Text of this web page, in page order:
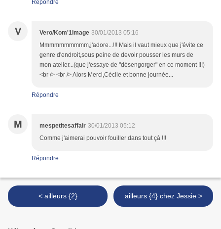
Répondre
V Vero/Kom'1image 30/01/2013 05:16
Mmmmmmmmmm,j'adore...!!! Mais il vaut mieux que j'évite ce
genre d'endroit,sous peine de devoir pousser les murs de
mon atelier...(que j'essaye de "désengorger" en ce moment !!!)
<br /> <br /> Alors Merci,Cécile et bonne journée...
Répondre
M mespetitesaffair 30/01/2013 05:12
Comme j'aimerai pouvoir fouiller dans tout çà !!!
Répondre
< ailleurs {2} ailleurs {4} chez Jessie >